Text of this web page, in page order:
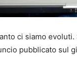
ci siamo
pubblicato sul